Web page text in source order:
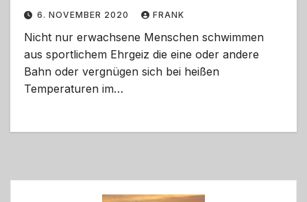
6. NOVEMBER 2020 FRANK
Nicht nur erwachsene Menschen schwimmen
aus sportlichem Ehrgeiz die eine oder andere
Bahn oder vergnügen sich bei heißen
Temperaturen im…